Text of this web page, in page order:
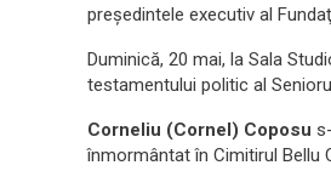
preşedintele executiv al
Duminică, 20 mai, la Sala
testamentului politic al
Corneliu (Cornel) Coposu
înmormântat în Cimitirul Bellu